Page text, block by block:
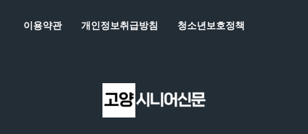
이용약관 개인정보취급방침 청소년보호정책